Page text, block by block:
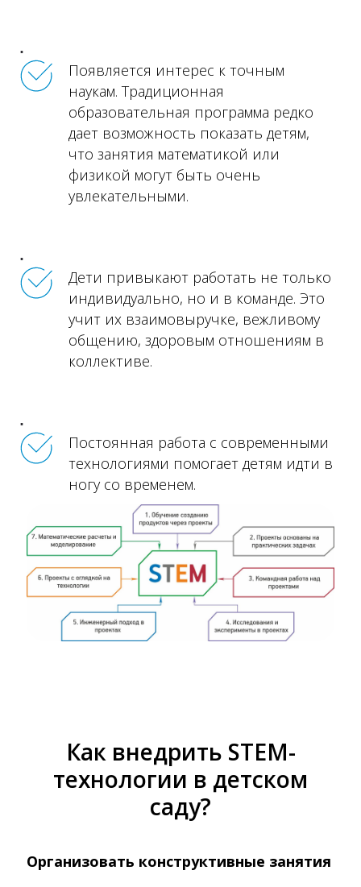
Появляется интерес к точным
наукам. Традиционная
образовательная программа редко
дает возможность показать детям,
что занятия математикой или
физикой могут быть очень
увлекательными.
Дети привыкают работать не только
индивидуально, но и в команде. Это
учит их взаимовыручке, вежливому
общению, здоровым отношениям в
коллективе.
Постоянная работа с современными
технологиями помогает детям идти в
ногу со временем.
Как внедрить STEM-
технологии в детском
саду?
Организовать конструктивные занятия